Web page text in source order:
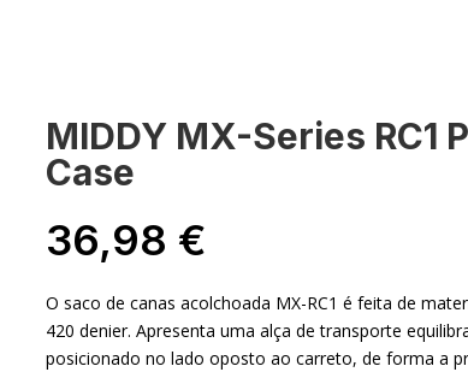
MIDDY MX-Series RC1
Case
36,98 €
O saco de canas acolchoada MX-RC1 é feita de
420 denier. Apresenta uma alça de transporte
posicionado no lado oposto ao carreto, de forma a